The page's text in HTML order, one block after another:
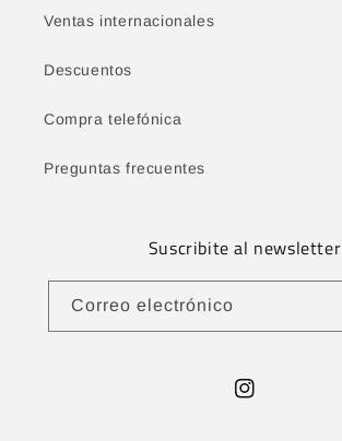
Ventas internacionales
Descuentos
Compra telefónica
Preguntas frecuentes
Suscribite al newsletter
Correo electrónico
Instagram